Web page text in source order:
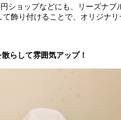
ショップなどにも、リーズナブ
飾り付けることで、オリジナ
らして雰囲気アップ！